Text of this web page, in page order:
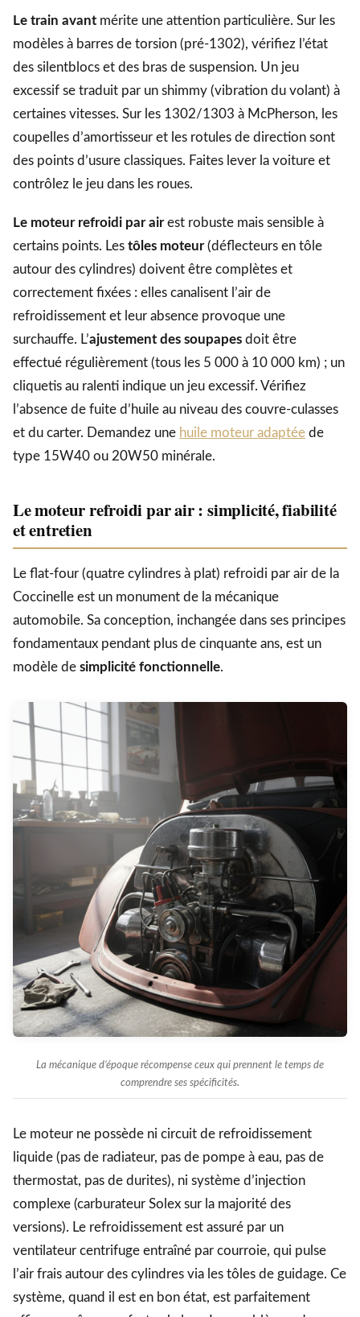
Le train avant mérite une attention particulière. Sur les
modèles à barres de torsion (pré-1302), vérifiez l’état
des silentblocs et des bras de suspension. Un jeu
excessif se traduit par un shimmy (vibration du volant) à
certaines vitesses. Sur les 1302/1303 à McPherson, les
coupelles d’amortisseur et les rotules de direction sont
des points d’usure classiques. Faites lever la voiture et
contrôlez le jeu dans les roues.
Le moteur refroidi par airest robuste mais sensible à
certains points. Les tôles moteur(déflecteurs en tôle
autour des cylindres) doivent être complètes et
correctement fixées : elles canalisent l’air de
refroidissement et leur absence provoque une
surchauffe. L’ajustement des soupapes doit être
effectué régulièrement (tous les 5 000 à 10 000 km) ; un
cliquetis au ralenti indique un jeu excessif. Vérifiez
l’absence de fuite d’huile au niveau des couvre-culasses
et du carter. Demandez une huile moteur adaptée de
type 15W40 ou 20W50 minérale.
Le moteur refroidi par air : simplicité, fiabilité
et entretien
Le flat-four (quatre cylindres à plat) refroidi par air de la
Coccinelle est un monument de la mécanique
automobile. Sa conception, inchangée dans ses principes
fondamentaux pendant plus de cinquante ans, est un
modèle de simplicité fonctionnelle.
La mécanique d’époque récompense ceux qui prennent le temps de
comprendre ses spécificités.
Le moteur ne possède ni circuit de refroidissement
liquide (pas de radiateur, pas de pompe à eau, pas de
thermostat, pas de durites), ni système d’injection
complexe (carburateur Solex sur la majorité des
versions). Le refroidissement est assuré par un
ventilateur centrifuge entraîné par courroie, qui pulse
l’air frais autour des cylindres via les tôles de guidage. Ce
système, quand il est en bon état, est parfaitement